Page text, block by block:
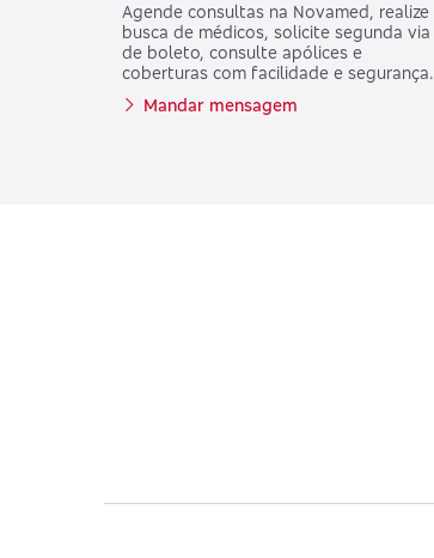
Agende consultas na Novamed, realize
busca de médicos, solicite segunda via
de boleto, consulte apólices e
coberturas com facilidade e segurança.
Mandar mensagem